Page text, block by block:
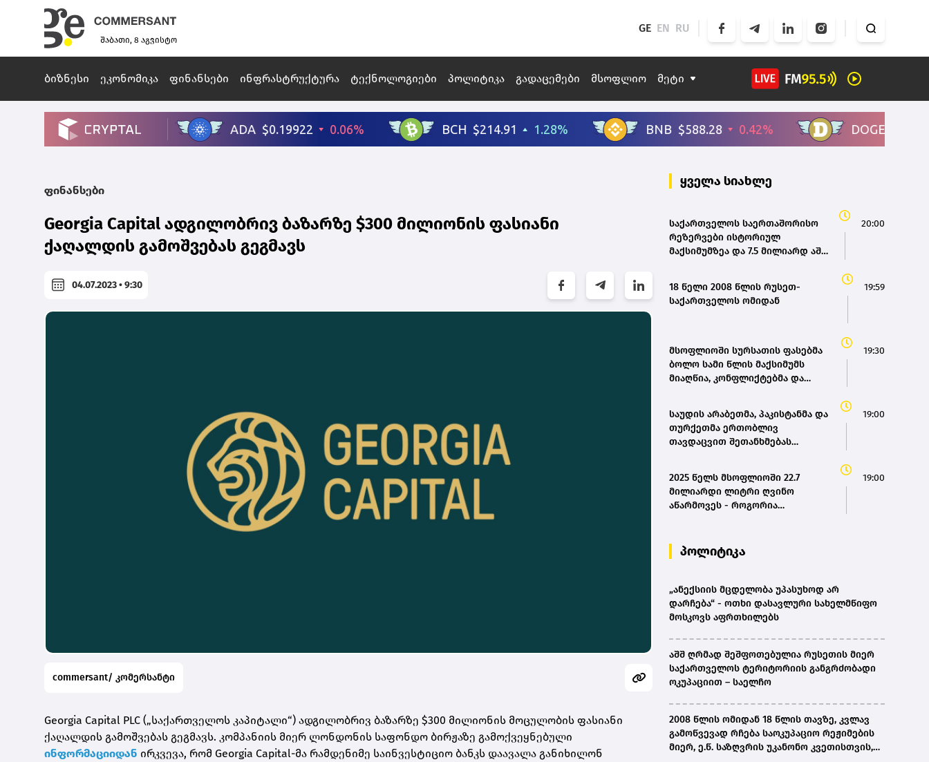
შაბათი, 8 აგვისტო
GE EN RU
ბიზნესი ეკონომიკა ფინანსები ინფრასტრუქტურა ტექნოლოგიები პოლიტიკა გადაცემები მსოფლიო მეტი
ფინანსები
Georgia Capital ადგილობრივ ბაზარზე $300 მილიონის ფასიანი
ქაღალდის გამოშვებას გეგმავს
04.07.2023 • 9:30
commersant/ კომერსანტი
Georgia Capital PLC („საქართველოს კაპიტალი“) ადგილობრივ ბაზარზე $300 მილიონის მოცულობის ფასიანი
ქაღალდის გამოშვებას გეგმავს. კომპანიის მიერ ლონდონის საფონდო ბირჟაზე გამოქვეყნებული
ინფორმაციიდან ირკვევა, რომ Georgia Capital-მა რამდენიმე საინვესტიციო ბანკს დაავალა განიხილონ
ყველა სიახლე
საქართველოს საერთაშორისო
რეზერვები ისტორიულ
მაქსიმუმზეა და 7.5 მილიარდ აშშ
20:00
18 წელი 2008 წლის რუსეთ-
საქართველოს ომიდან
19:59
მსოფლიოში სურსათის ფასებმა
ბოლო სამი წლის მაქსიმუმს
მიაღწია, კონფლიქტებმა და
„გარდიანი“
19:30
საუდის არაბეთმა, პაკისტანმა და
თურქეთმა ერთობლივ
თავდაცვით შეთანხმებას
19:00
2025 წელს მსოფლიოში 22.7
მილიარდი ლიტრი ღვინო
აწარმოვეს - როგორია
19:00
პოლიტიკა
„ანექსიის მცდელობა უპასუხოდ არ
დარჩება“ - ოთხი დასავლური სახელმწიფო
მოსკოვს აფრთხილებს
აშშ ღრმად შეშფოთებულია რუსეთის მიერ
საქართველოს ტერიტორიის განგრძობადი
ოკუპაციით – საელჩო
2008 წლის ომიდან 18 წლის თავზე, კვლავ
გამოწვევად რჩება საოკუპაციო რეჟიმების
მიერ, ე.წ. საზღვრის უკანონო კვეთისთვის,